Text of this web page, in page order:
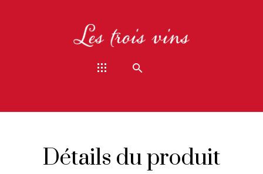
Détails du produit